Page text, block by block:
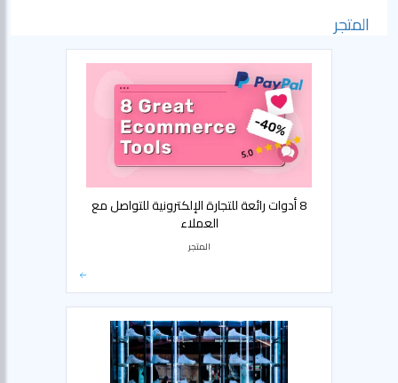
المتجر
8 أدوات رائعة للتجارة الإلكترونية للتواصل مع
العملاء
المتجر